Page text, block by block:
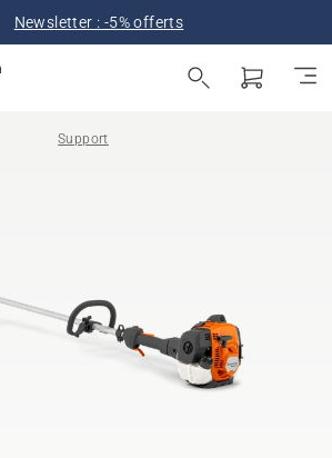
Newsletter : -5% offerts
Support